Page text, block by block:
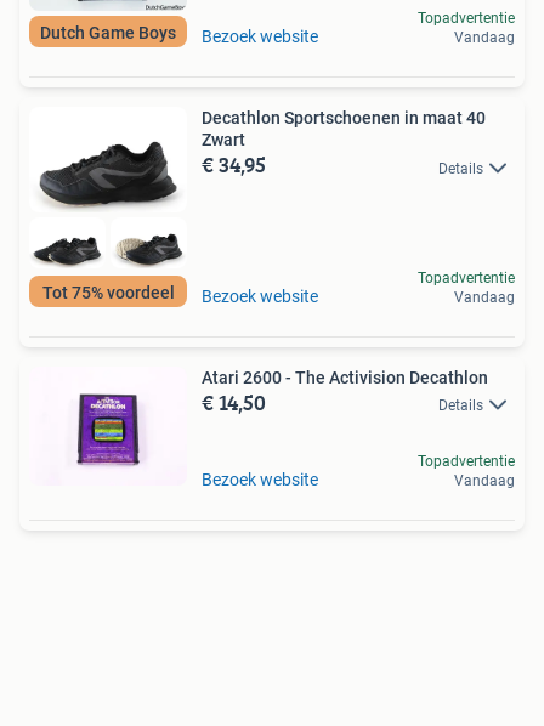
Dutch Game Boys Bezoek website
Topadvertentie
Vandaag
Tot 75% voordeel
Decathlon Sportschoenen in maat 40
Zwart
€ 34,95 Details
Bezoek website
Topadvertentie
Vandaag
Atari 2600 - The Activision Decathlon
€ 14,50 Details
Bezoek website
Topadvertentie
Vandaag